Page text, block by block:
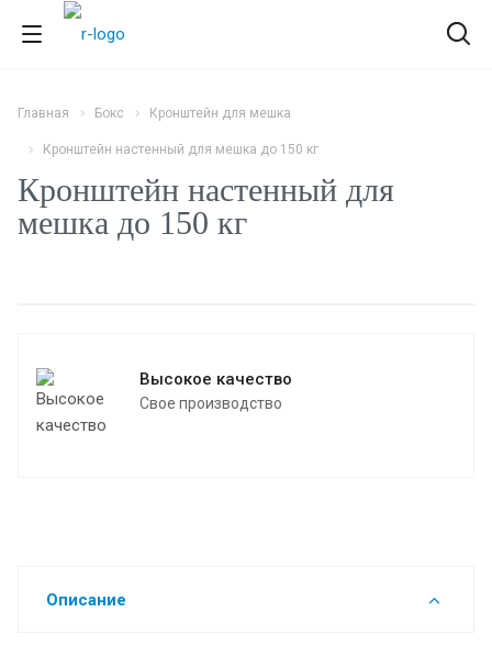
Главная Бокс Кронштейн для мешка
Кронштейн настенный для мешка до 150 кг
Кронштейн настенный для
мешка до 150 кг
Высокое качество
Свое производство
Описание